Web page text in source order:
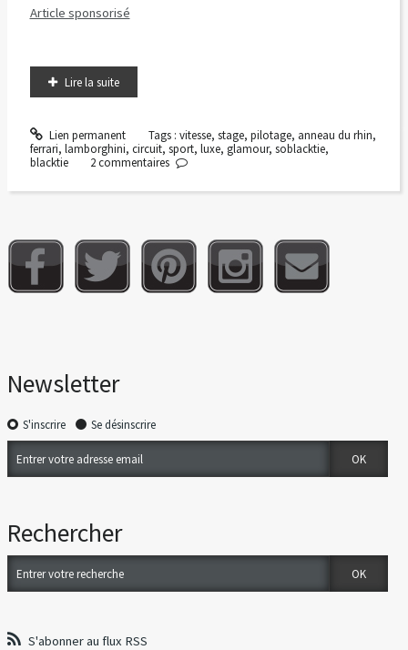
Article sponsorisé
Lire la suite
Lien permanent Tags : vitesse, stage, pilotage, anneau du rhin,
ferrari, lamborghini, circuit, sport, luxe, glamour, soblacktie,
blacktie
2commentaires
Newsletter
S'inscrire Se désinscrire
Rechercher
S'abonner au flux RSS